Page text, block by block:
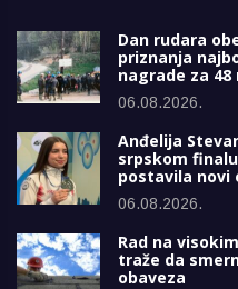
Dan rudara
priznanja
nagrade za 48
06.08.2026.
Anđelija
srpskom
postavila novi
06.08.2026.
Rad na
traže da
obaveza